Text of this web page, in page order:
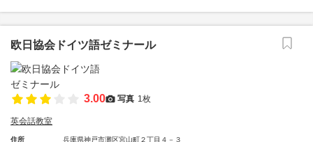
欧日協会ドイツ語ゼミナール
3.00 写真 1枚
英会話教室
住所 兵庫県神戸市灘区宮山町２丁目４－３